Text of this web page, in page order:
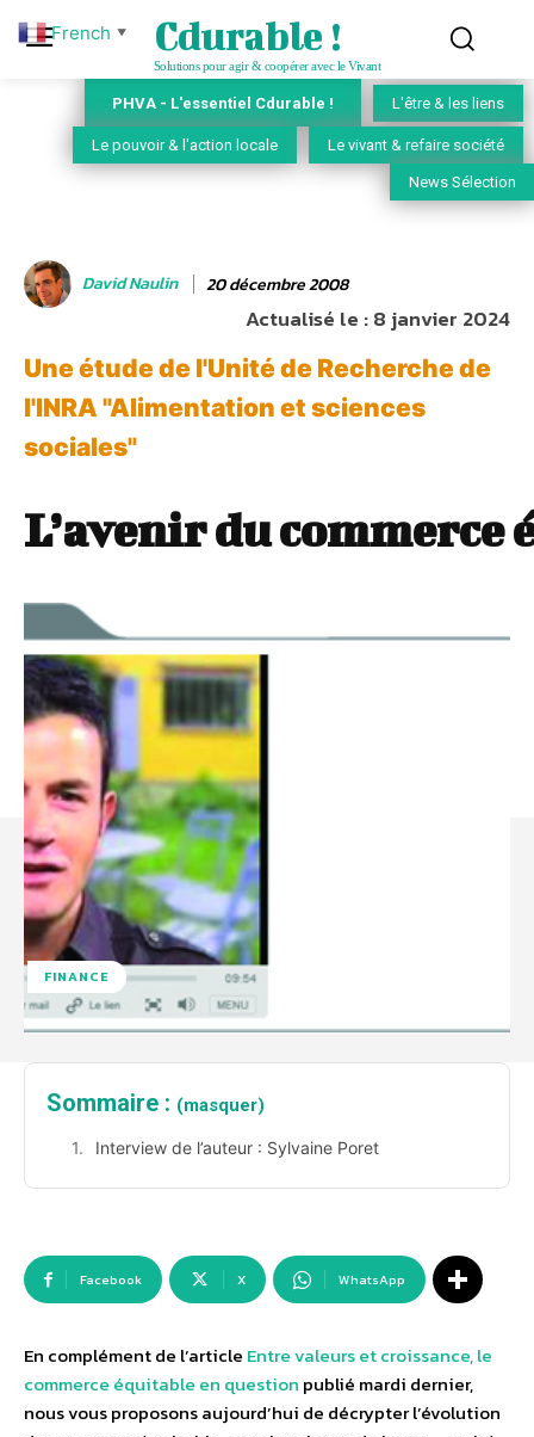
Cdurable !
Solutions pour agir & coopérer avec le Vivant
PHVA - L'essentiel Cdurable ! L'être & les liens
Le pouvoir & l'action locale Le vivant & refaire société
News Sélection
David Naulin 20 décembre 2008
Actualisé le :8 janvier 2024
Une étude de l'Unité de Recherche de
l'INRA "Alimentation et sciences
sociales"
L’avenir du commerce
FINANCE
Sommaire : (masquer)
Interview de l’auteur : Sylvaine Poret
Facebook X WhatsApp
En complément de l’article Entre valeurs et croissance, le
commerce équitable en question publié mardi dernier,
nous vous proposons aujourd’hui de décrypter l’évolution
French ▼